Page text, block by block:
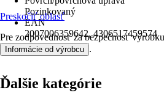
Pozinkovaný
EAN
2007006359642, 4306517459574
Preskočiť oblasť
Pre zodpovednosť za bezpečnosť
Informácie od výrobcu .
Ďalšie kategórie